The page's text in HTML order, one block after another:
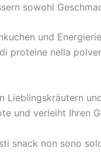
sowohl
und
proteine ​​nella
Lieblingskräutern
und verleiht Ihren
snack non sono